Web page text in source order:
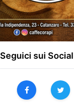
Seguici sui Social